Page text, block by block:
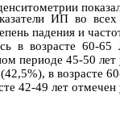
ИП во всех
падения и
в возрасте 60-65
периоде 45-50
в возрасте
42-49 лет